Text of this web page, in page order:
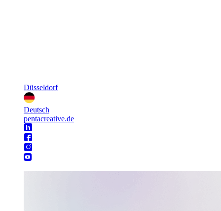
Düsseldorf
Deutsch
pentacreative.de